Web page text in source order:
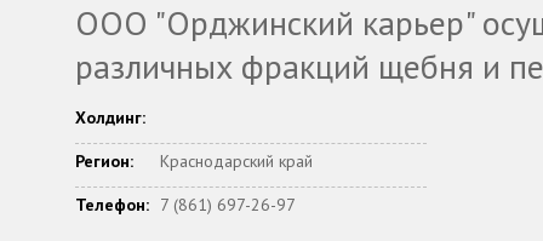
ООО "Орджинский карьер"
различных фракций щебня и
Холдинг:
Регион:
Краснодарский край
Телефон: 7 (861) 697-26-97